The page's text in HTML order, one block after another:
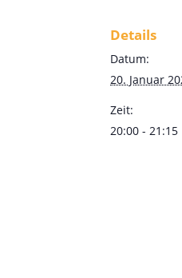
Details
Datum:
20. Januar
Zeit:
20:00 - 21:15